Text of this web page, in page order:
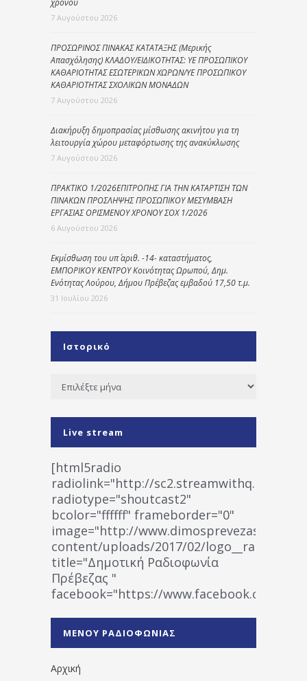
7 Αυγούστου 2026
ΠΡΟΣΩΡΙΝΟΣ ΠΙΝΑΚΑΣ ΚΑΤΑΤΑΞΗΣ (Μερικής
Απασχόλησης) ΚΛΑΔΟΥ/ΕΙΔΙΚΟΤΗΤΑΣ: ΥΕ ΠΡΟΣΩΠΙΚΟΥ
ΚΑΘΑΡΙΟΤΗΤΑΣ ΕΣΩΤΕΡΙΚΩΝ ΧΩΡΩΝ/ΥΕ ΠΡΟΣΩΠΙΚΟΥ
ΚΑΘΑΡΙΟΤΗΤΑΣ ΣΧΟΛΙΚΩΝ ΜΟΝΑΔΩΝ
7 Αυγούστου 2026
Διακήρυξη δημοπρασίας μίσθωσης ακινήτου για τη
λειτουργία χώρου μεταφόρτωσης της ανακύκλωσης
7 Αυγούστου 2026
ΠΡΑΚΤΙΚΟ 1/2026ΕΠΙΤΡΟΠΗΣ ΓΙΑ ΤΗΝ ΚΑΤΑΡΤΙΣΗ ΤΩΝ
ΠΙΝΑΚΩΝ ΠΡΟΣΛΗΨΗΣ ΠΡΟΣΩΠΙΚΟΥ ΜΕΣΥΜΒΑΣΗ
ΕΡΓΑΣΙΑΣ ΟΡΙΣΜΕΝΟΥ ΧΡΟΝΟΥ ΣΟΧ 1/2026
6 Αυγούστου 2026
Εκμίσθωση του υπ΄ αριθ. -14- καταστήματος,
ΕΜΠΟΡΙΚΟΥ ΚΕΝΤΡΟΥ Κοινότητας Ωρωπού, Δημ.
Ενότητας Λούρου, Δήμου Πρέβεζας εμβαδού 17,50 τ.μ.
31 Ιουλίου 2026
Ιστορικό
Ιστορικό
Live stream
[html5radio
radiolink="http://
radiotype="shoutcast2"
bcolor="ffffff" frameborder="0"
image="http://www.dimosprevezas.gr/wp-
content/uploads/2017/02/
title="Δημοτική Ραδιοφωνία
Πρέβεζας "
facebook="https://www.facebook.com/
1531194763766854/" artist="" ]
ΜΕΝΟΥ ΡΑΔΙΟΦΩΝΙΑΣ
Αρχική